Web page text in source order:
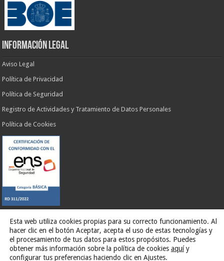
INFORMACIÓN LEGAL
Aviso Legal
Política de Privacidad
Política de Seguridad
Registro de Actividades y Tratamiento de Datos Personales
Política de Cookies
Web desarrollada porG13 Estudio Creativo
Ilustre Ayuntamiento de El Rosario
Esta web utiliza cookies propias para su correcto funcionamiento. Al
hacer clic en el botón Aceptar, acepta el uso de estas tecnologías y
el procesamiento de tus datos para estos propósitos. Puedes
obtener más información sobre la política de cookies aquíy
configurar tus preferencias haciendo clic en Ajustes.